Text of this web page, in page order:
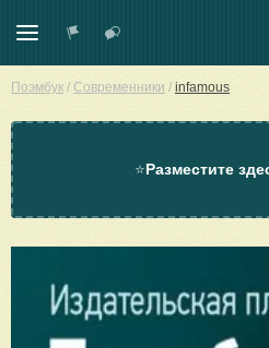
Поэмбук / Современники / infamous
⭐Разместите